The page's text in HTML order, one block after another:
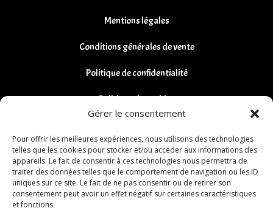
Gérer le consentement
Pour offrir les meilleures expériences, nous utilisons des technologies
telles que les cookies pour stocker et/ou accéder aux informations des
appareils. Le fait de consentir à ces technologies nous permettra de
traiter des données telles que le comportement de navigation ou les ID
uniques sur ce site. Le fait de ne pas consentir ou de retirer son
consentement peut avoir un effet négatif sur certaines caractéristiques
et fonctions.
Mentions légales
Conditions générales de vente
Politique de confidentialité
Politique de cookies